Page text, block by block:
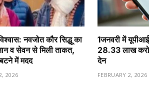
नवजोत कौर सिद्धू का
व सेवन से मिली ताकत,
में मदद
2026
1️जनवरी में यूपीआई
28.33 लाख
देन
FEBRUARY 2, 2026